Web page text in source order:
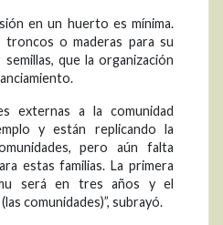
en un huerto es mínima.
o maderas para su
que la organización
externas a la comunidad
y están replicando la
pero aún falta
estas familias. La primera
será en tres años y el
comunidades)”, subrayó.